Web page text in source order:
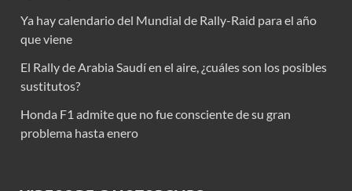
Ya hay calendario del Mundial de Rally-Raid para el año
que viene
El Rally de Arabia Saudí en el aire, ¿cuáles son los posibles
sustitutos?
Honda F1 admite que no fue consciente de su gran
problema hasta enero